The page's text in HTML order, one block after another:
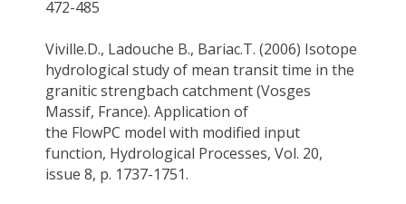
472-485
Viville.D., Ladouche B., Bariac.T. (2006) Isotope
hydrological study of mean transit time in the
graniticstrengbach catchment (Vosges
Massif, France). Application of
the FlowPC model with modified input
function, Hydrological Processes, Vol. 20,
issue 8, p. 1737-1751.